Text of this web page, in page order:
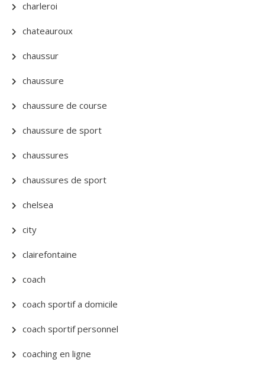
charleroi
chateauroux
chaussur
chaussure
chaussure de course
chaussure de sport
chaussures
chaussures de sport
chelsea
city
clairefontaine
coach
coach sportif a domicile
coach sportif personnel
coaching en ligne